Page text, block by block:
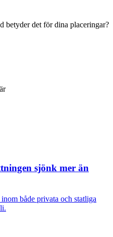
betyder det för dina placeringar?
sjönk mer än
både privata och statliga